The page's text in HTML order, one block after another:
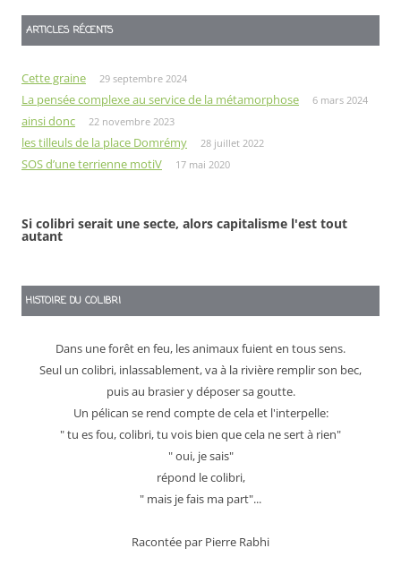
ARTICLES RÉCENTS
Cette graine 29 septembre 2024
La pensée complexe au service de la métamorphose 6 mars 2024
ainsi donc 22 novembre 2023
les tilleuls de la place Domrémy 28 juillet 2022
SOS d’une terrienne motiV 17 mai 2020
Si colibri serait une secte, alors capitalisme l'est tout
autant
HISTOIRE DU COLIBRI
Dans une forêt en feu, les animaux fuient en tous sens.
Seul un colibri, inlassablement, va à la rivière remplir son bec,
puis au brasier y déposer sa goutte.
Un pélican se rend compte de cela et l'interpelle:
" tu es fou, colibri, tu vois bien que cela ne sert à rien"
" oui, je sais"
répond le colibri,
" mais je fais ma part"...
Racontée par Pierre Rabhi